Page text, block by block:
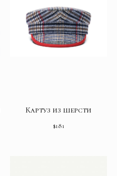
Картуз из шерсти
$181